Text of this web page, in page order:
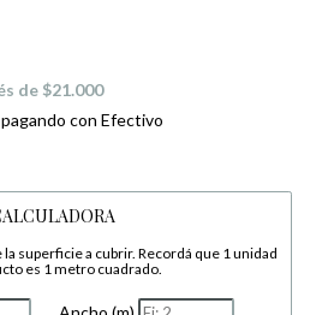
de $21.000
pagando con Efectivo
superficie a cubrir. Recordá que 1 unidad
es 1 metro cuadrado.